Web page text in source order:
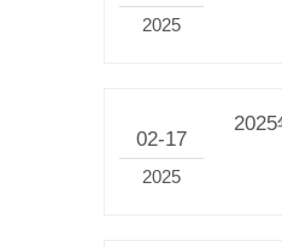
2025
02-17
2025